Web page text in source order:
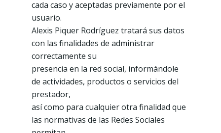
cada caso y aceptadas previamente por el
usuario.
Alexis Piquer Rodríguez tratará sus datos
con las finalidades de administrar
correctamente su
presencia en la red social, informándole
de actividades, productos o servicios del
prestador,
así como para cualquier otra finalidad que
las normativas de las Redes Sociales